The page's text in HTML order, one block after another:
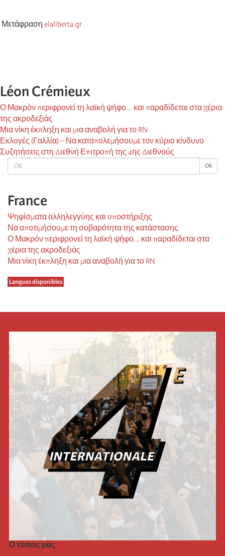
OK OK
France
Ψηφίσματα αλληλεγγύης και υποστήριξης
Να αποτιμήσουμε τη σοβαρότητα της κατάστασης
Ο Μακρόν περιφρονεί τη λαϊκή ψήφο... και παραδίδεται στα
χέρια της ακροδεξιάς
Μια νίκη έκπληξη και μια αναβολή για το RN
Langues disponibles
Μετάφραση elaliberta.gr
Léon Crémieux
Ο Μακρόν περιφρονεί τη λαϊκή ψήφο... και παραδίδεται στα χέρια
της ακροδεξιάς
Μια νίκη έκπληξη και μια αναβολή για το RN
Εκλογές (Γαλλία) – Να καταπολεμήσουμε τον κύριο κίνδυνο
Συζητήσεις στη Διεθνή Επιτροπή της 4ης Διεθνούς
Ο τύπος μας